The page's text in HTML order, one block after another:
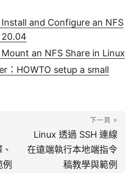
and Configure an NFS
20.04
an NFS Share in Linux
：HOWTO setup a small
下一頁 »
Linux 透過 SSH 連線
在遠端執行本地端指令
稿教學與範例